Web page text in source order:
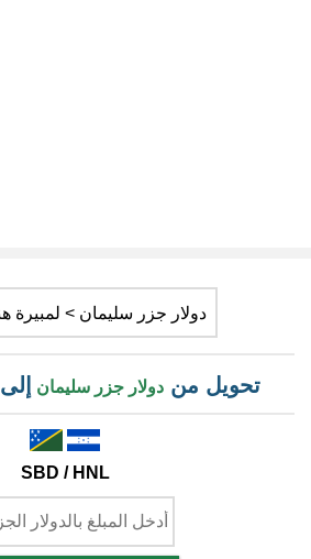
تحويل من دولار جزر سليمان إلى
SBD / HNL